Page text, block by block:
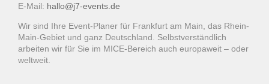
E-Mail: hallo@j7-events.de
Wir sind Ihre Event-Planer für Frankfurt am Main, das Rhein-
Main-Gebiet und ganz Deutschland. Selbstverständlich
arbeiten wir für Sie im MICE-Bereich auch europaweit – oder
weltweit.